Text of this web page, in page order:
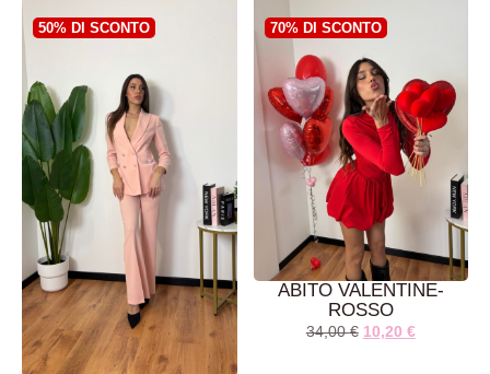
50% DI SCONTO 70% DI SCONTO
ABITO VALENTINE-
ROSSO
34,00€ 10,20 €